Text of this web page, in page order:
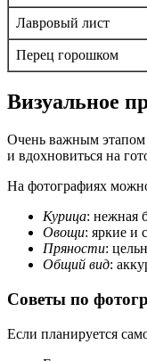
Лавровый лист
Перец горошком
Визуальное
Очень важным этапом
и вдохновиться на
На фотографиях
Курица: нежная
Овощи: яркие и
Пряности:
Общий вид:
Советы по
Если планируется